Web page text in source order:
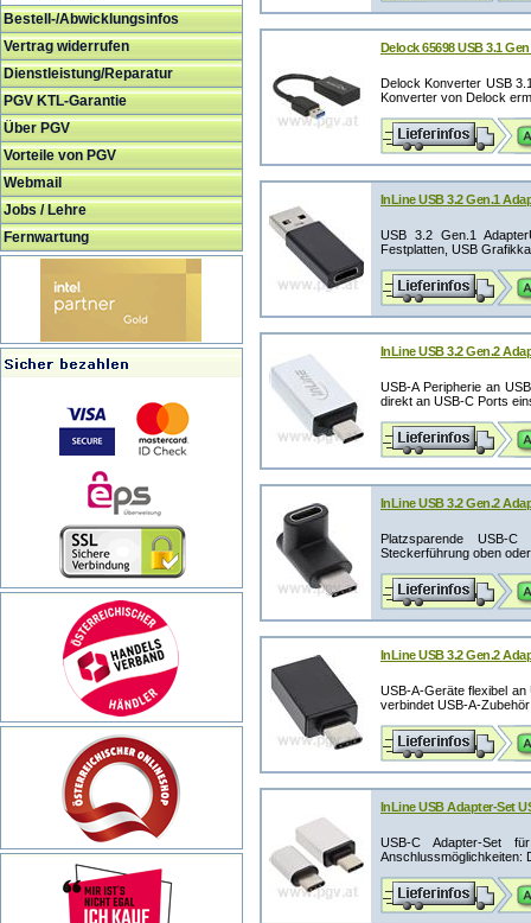
Bestell-/Abwicklungsinfos
Vertrag widerrufen
Dienstleistung/Reparatur
PGV KTL-Garantie
Über PGV
Vorteile von PGV
Webmail
Jobs / Lehre
Fernwartung
Delock 65698 USB 3.1
Delock Konverter USB
Konverter von Delock
InLine USB 3.2 Gen.1
USB 3.2 Gen.1
Festplatten, USB
InLine USB 3.2 Gen.2
USB-A Peripherie an
direkt an USB-C Ports
InLine USB 3.2 Gen.2
Platzsparende USB-C
Steckerführung oben
InLine USB 3.2 Gen.2
USB-A-Geräte flexibel
verbindet USB-A-
InLine USB Adapter-Set
USB-C Adapter-Set
Anschlussmöglichkeiten: